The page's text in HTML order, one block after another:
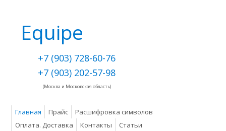
Equipe
+7 (903) 728-60-76
+7 (903) 202-57-98
(Москва и Московская область)
Главная Прайс
Расшифровка символов
Оплата. Доставка
Контакты Статьи